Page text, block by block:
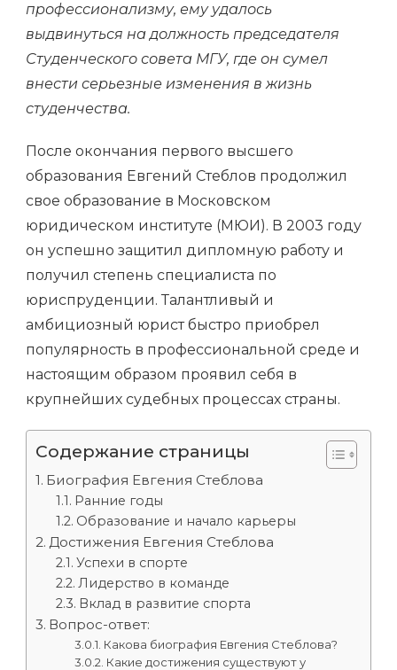
профессионализму, ему удалось
выдвинуться на должность председателя
Студенческого совета МГУ, где он сумел
внести серьезные изменения в жизнь
студенчества.
После окончания первого высшего
образования Евгений Стеблов продолжил
свое образование в Московском
юридическом институте (МЮИ). В 2003 году
он успешно защитил дипломную работу и
получил степень специалиста по
юриспруденции. Талантливый и
амбициозный юрист быстро приобрел
популярность в профессиональной среде и
настоящим образом проявил себя в
крупнейших судебных процессах страны.
Содержание страницы
Биография Евгения Стеблова
Ранние годы
Образование и начало карьеры
Достижения Евгения Стеблова
Успехи в спорте
Лидерство в команде
Вклад в развитие спорта
Вопрос-ответ:
Какова биография Евгения Стеблова?
Какие достижения существуют у